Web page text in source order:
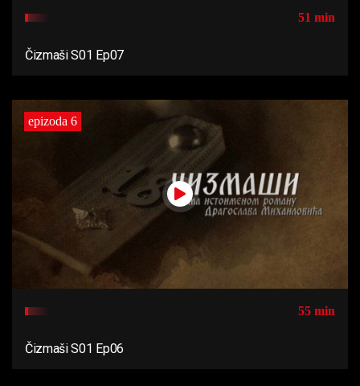
51 min
Čizmaši S01 Ep07
epizoda 6
55 min
Čizmaši S01 Ep06